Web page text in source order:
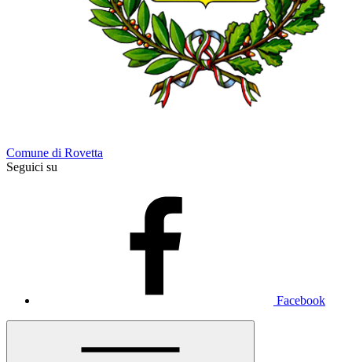
Comune di Rovetta
Seguici su
Facebook